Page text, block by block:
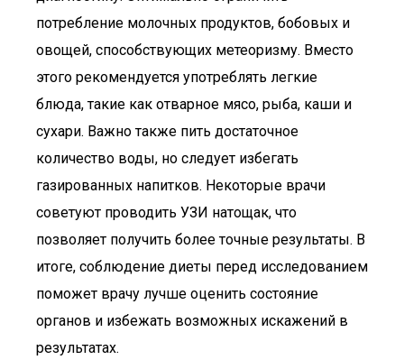
потребление молочных продуктов, бобовых и
овощей, способствующих метеоризму. Вместо
этого рекомендуется употреблять легкие
блюда, такие как отварное мясо, рыба, каши и
сухари. Важно также пить достаточное
количество воды, но следует избегать
газированных напитков. Некоторые врачи
советуют проводить УЗИ натощак, что
позволяет получить более точные результаты. В
итоге, соблюдение диеты перед исследованием
поможет врачу лучше оценить состояние
органов и избежать возможных искажений в
результатах.